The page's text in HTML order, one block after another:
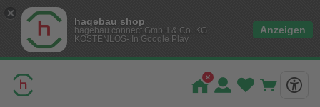
hagebau shop
hagebau connect GmbH & Co. KG
KOSTENLOS- In Google Play
Anzeigen